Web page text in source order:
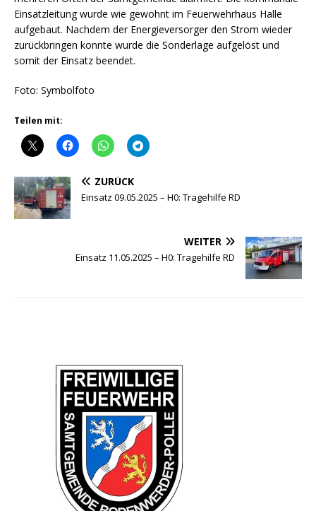
Einsatzleitung wurde wie gewohnt im Feuerwehrhaus Halle
aufgebaut. Nachdem der Energieversorger den Strom wieder
zurückbringen konnte wurde die Sonderlage aufgelöst und
somit der Einsatz beendet.
Foto: Symbolfoto
Teilen mit:
ZURÜCK
Einsatz 09.05.2025 – H0: Tragehilfe RD
WEITER
Einsatz 11.05.2025 – H0: Tragehilfe RD